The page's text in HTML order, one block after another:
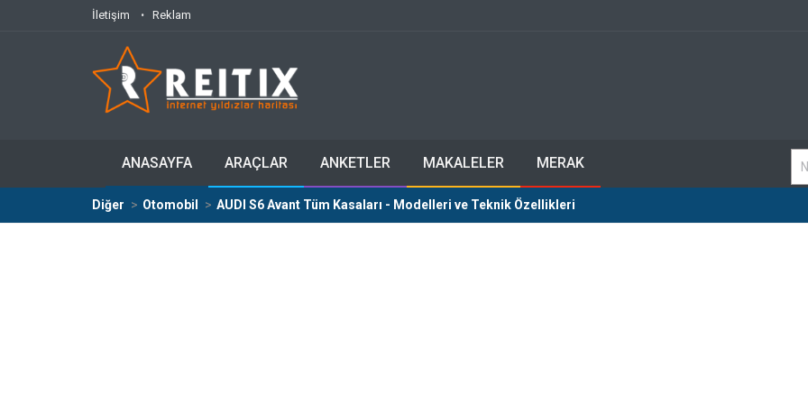
İletişim Reklam
ANASAYFA ARAÇLAR ANKETLER MAKALELER MERAK
Diğer Otomobil AUDI S6 Avant Tüm Kasaları - Modelleri ve Teknik Özellikleri